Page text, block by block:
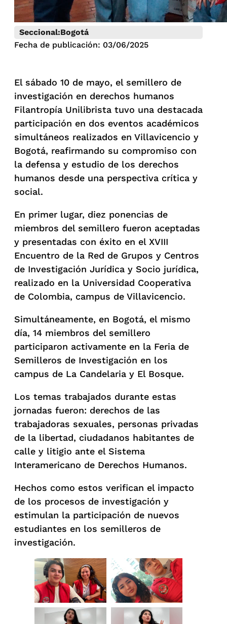
Seccional:Bogotá
Fecha de publicación: 03/06/2025
El sábado 10 de mayo, el semillero de
investigación en derechos humanos
Filantropía Unilibrista tuvo una destacada
participación en dos eventos académicos
simultáneos realizados en Villavicencio y
Bogotá, reafirmando su compromiso con
la defensa y estudio de los derechos
humanos desde una perspectiva crítica y
social.
En primer lugar, diez ponencias de
miembros del semillero fueron aceptadas
y presentadas con éxito en el XVIII
Encuentro de la Red de Grupos y Centros
de Investigación Jurídica y Socio jurídica,
realizado en la Universidad Cooperativa
de Colombia, campus de Villavicencio.
Simultáneamente, en Bogotá, el mismo
día, 14 miembros del semillero
participaron activamente en la Feria de
Semilleros de Investigación en los
campus de La Candelaria y El Bosque.
Los temas trabajados durante estas
jornadas fueron: derechos de las
trabajadoras sexuales, personas privadas
de la libertad, ciudadanos habitantes de
calle y litigio ante el Sistema
Interamericano de Derechos Humanos.
Hechos como estos verifican el impacto
de los procesos de investigación y
estimulan la participación de nuevos
estudiantes en los semilleros de
investigación.